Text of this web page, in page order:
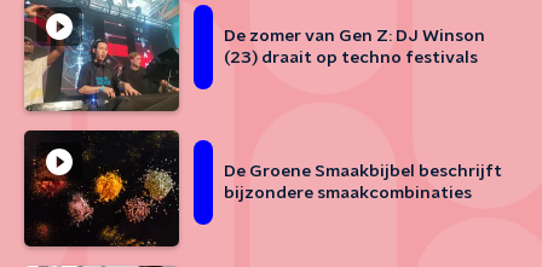
De zomer van Gen Z: DJ Winson
(23) draait op techno festivals
De Groene Smaakbijbel beschrijft
bijzondere smaakcombinaties